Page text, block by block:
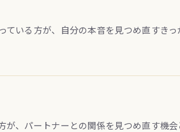
ている方が、自分の本音を見つめ直すき
が、パートナーとの関係を見つめ直す機